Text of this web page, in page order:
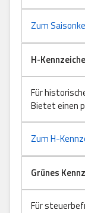
Zum
H-
Für
Bietet einen
Zum H-
Grünes
Für